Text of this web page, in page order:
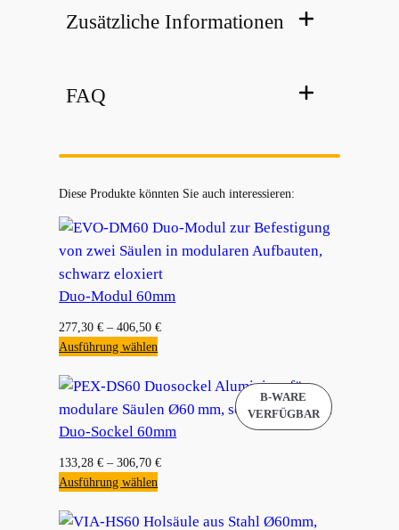
Zusätzliche Informationen
FAQ
Diese Produkte könnten Sie auch interessieren:
Duo-Modul 60mm
277,30€ –406,50€
Ausführung wählen
Duo-Sockel 60mm
133,28€ –306,70€
Ausführung wählen